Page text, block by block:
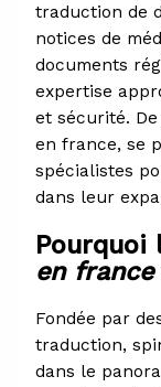
traduction de
notices de
documents
expertise
et sécurité.
en france, se
spécialistes
dans leur
Pourquoi
en france
Fondée par
traduction,
dans le